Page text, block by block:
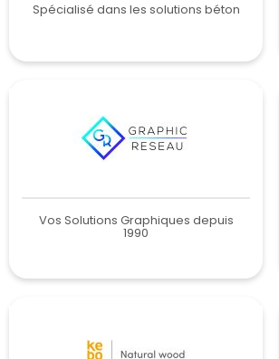
Spécialisé dans les solutions béton
Vos Solutions Graphiques depuis
1990